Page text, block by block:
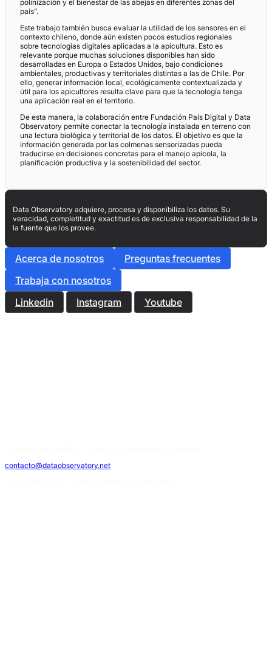
polinización y el bienestar de las abejas en diferentes zonas del
país”.
Este trabajo también busca evaluar la utilidad de los sensores en el
contexto chileno, donde aún existen pocos estudios regionales
sobre tecnologías digitales aplicadas a la apicultura. Esto es
relevante porque muchas soluciones disponibles han sido
desarrolladas en Europa o Estados Unidos, bajo condiciones
ambientales, productivas y territoriales distintas a las de Chile. Por
ello, generar información local, ecológicamente contextualizada y
útil para los apicultores resulta clave para que la tecnología tenga
una aplicación real en el territorio.
De esta manera, la colaboración entre Fundación País Digital y Data
Observatory permite conectar la tecnología instalada en terreno con
una lectura biológica y territorial de los datos. El objetivo es que la
información generada por las colmenas sensorizadas pueda
traducirse en decisiones concretas para el manejo apícola, la
planificación productiva y la sostenibilidad del sector.
Data Observatory adquiere, procesa y disponibiliza los datos. Su
veracidad, completitud y exactitud es de exclusiva responsabilidad de la
la fuente que los provee.
Acerca de nosotros
Preguntas frecuentes
Trabaja con nosotros
Linkedin
Instagram Youtube
contacto@dataobservatory.net